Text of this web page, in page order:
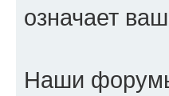
означает
Наши